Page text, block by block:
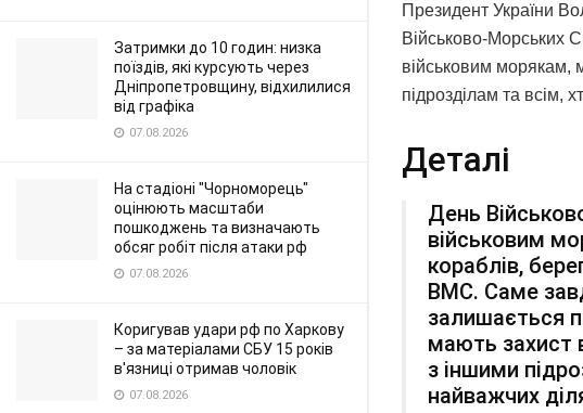
Затримки до 10 годин: низка
поїздів, які курсують через
Дніпропетровщину, відхилилися
від графіка
07.08.2026
На стадіоні "Чорноморець"
оцінюють масштаби
пошкоджень та визначають
обсяг робіт після атаки рф
07.08.2026
Коригував удари рф по Харкову
– за матеріалами СБУ 15 років
в'язниці отримав чоловік
07.08.2026
Президент України
Військово-Морських
військовим морякам,
підрозділам та всім,
Деталі
День
військовим
кораблів,
ВМС. Саме
залишається
мають захист
з іншими
найважчих